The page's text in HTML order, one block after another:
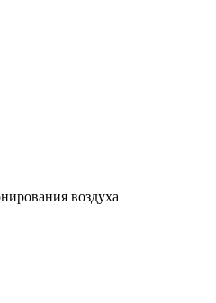
воздуха